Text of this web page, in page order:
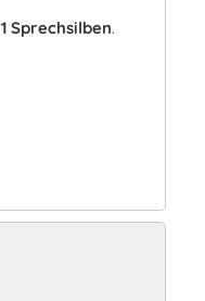
1 Sprechsilben.